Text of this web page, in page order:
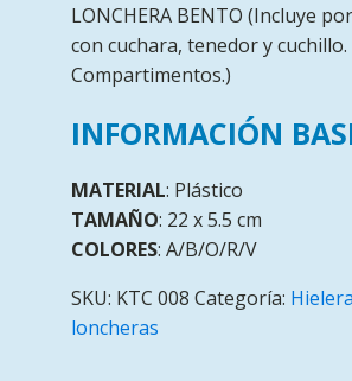
LONCHERA BENTO (Incluye
con cuchara, tenedor y cuchillo.
Compartimentos.)
INFORMACIÓN
MATERIAL: Plástico
TAMAÑO: 22 x 5.5 cm
COLORES: A/B/O/R/V
SKU: KTC 008 Categoría:
loncheras